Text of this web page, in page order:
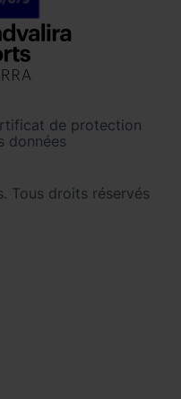
Tous droits réservés
de protection
données